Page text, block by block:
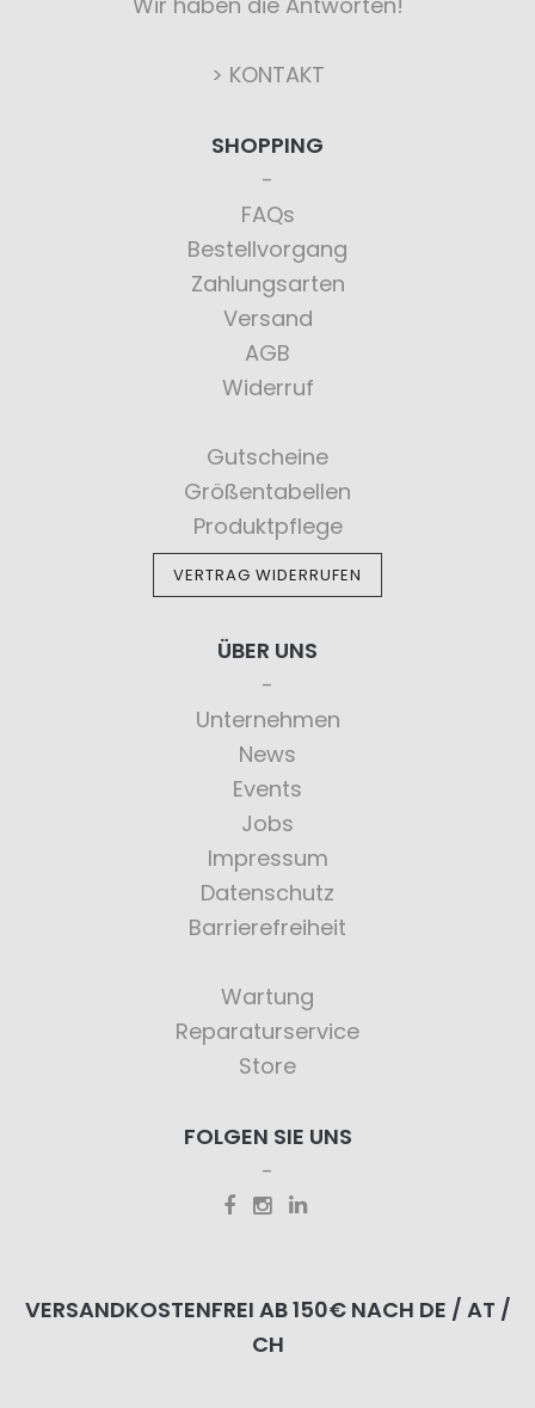
> KONTAKT
SHOPPING
FAQs
Bestellvorgang
Zahlungsarten
Versand
AGB
Widerruf
Gutscheine
Größentabellen
Produktpflege
VERTRAG WIDERRUFEN
ÜBER UNS
Unternehmen
News
Events
Jobs
Impressum
Datenschutz
Barrierefreiheit
Wartung
Reparaturservice
Store
FOLGEN SIE UNS
VERSANDKOSTENFREI AB 150€ NACH DE / AT /
CH